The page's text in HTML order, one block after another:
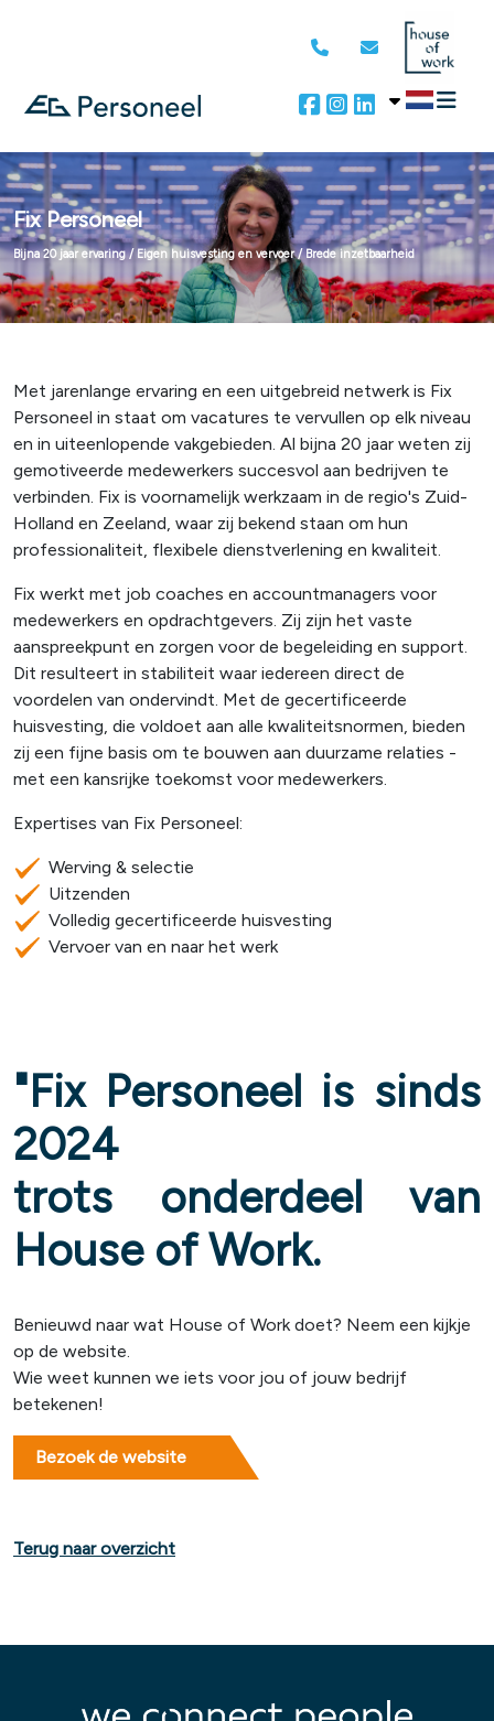
Fix Personeel
Bijna 20 jaar ervaring / Eigen huisvesting en vervoer / Brede inzetbaarheid
Met jarenlange ervaring en een uitgebreid netwerk is Fix
Personeel in staat om vacatures te vervullen op elk niveau
en in uiteenlopende vakgebieden. Al bijna 20 jaar weten zij
gemotiveerde medewerkers succesvol aan bedrijven te
verbinden. Fix is voornamelijk werkzaam in de regio's Zuid-
Holland en Zeeland, waar zij bekend staan om hun
professionaliteit, flexibele dienstverlening en kwaliteit.
Fix werkt met job coaches en accountmanagers voor
medewerkers en opdrachtgevers. Zij zijn het vaste
aanspreekpunt en zorgen voor de begeleiding en support.
Dit resulteert in stabiliteit waar iedereen direct de
voordelen van ondervindt. Met de gecertificeerde
huisvesting, die voldoet aan alle kwaliteitsnormen, bieden
zij een fijne basis om te bouwen aan duurzame relaties -
met een kansrijke toekomst voor medewerkers.
Expertises van Fix Personeel:
Werving & selectie
Uitzenden
Volledig gecertificeerde huisvesting
Vervoer van en naar het werk
"Fix Personeel is sinds
2024
trots onderdeel van
House of Work.
Benieuwd naar wat House of Work doet? Neem een kijkje
op de website.
Wie weet kunnen we iets voor jou of jouw bedrijf
betekenen!
Bezoek de website
Terug naar overzicht